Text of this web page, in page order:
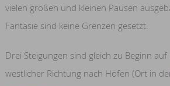
vielen großen und kleinen Pausen
Fantasie sind keine Grenzen gesetzt.
Drei Steigungen sind gleich zu Beginn
westlicher Richtung nach Höfen (Ort in